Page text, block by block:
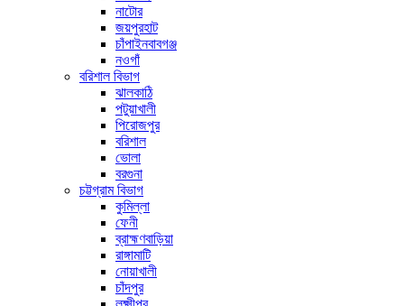
নাটোর
জয়পুরহাট
চাঁপাইনবাবগঞ্জ
নওগাঁ
বরিশাল বিভাগ
ঝালকাঠি
পটুয়াখালী
পিরোজপুর
বরিশাল
ভোলা
বরগুনা
চট্টগ্রাম বিভাগ
কুমিল্লা
ফেনী
ব্রাহ্মণবাড়িয়া
রাঙ্গামাটি
নোয়াখালী
চাঁদপুর